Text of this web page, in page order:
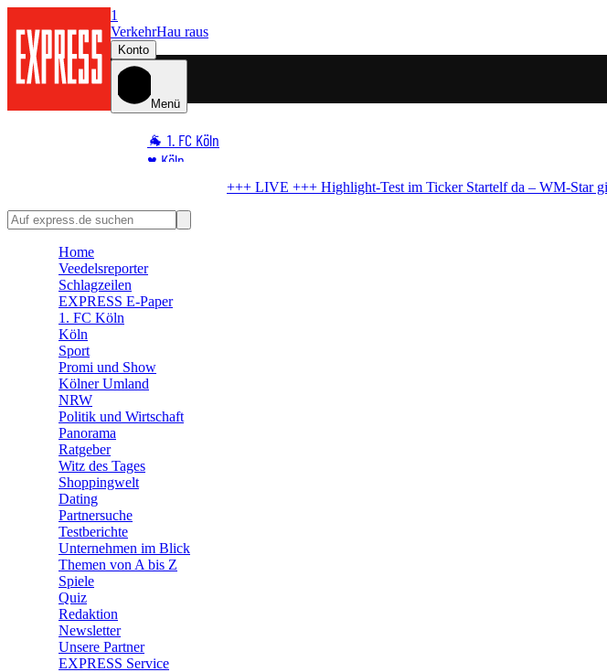
1
VerkehrHau raus
Konto
Menü
🐐 1. FC Köln
♥️ Köln
🏆 Sport
🛒 Shoppingwelt
Startelf da – WM-Star gibt FC-Debüt
Home
Veedelsreporter
Schlagzeilen
EXPRESS E-Paper
1. FC Köln
Köln
Sport
Promi und Show
Kölner Umland
NRW
Politik und Wirtschaft
Panorama
Ratgeber
Witz des Tages
Shoppingwelt
Dating
Partnersuche
Testberichte
Unternehmen im Blick
Themen von A bis Z
Spiele
Quiz
Redaktion
Newsletter
Unsere Partner
EXPRESS Service